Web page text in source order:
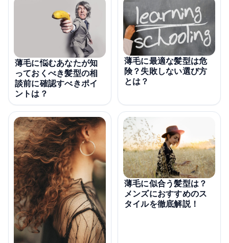
薄毛に悩むあなたが知
っておくべき髪型の相
談前に確認すべきポイ
ントは？
薄毛に最適な髪型は危
険？失敗しない選び方
とは？
薄毛に似合う髪型は？
メンズにおすすめのス
タイルを徹底解説！